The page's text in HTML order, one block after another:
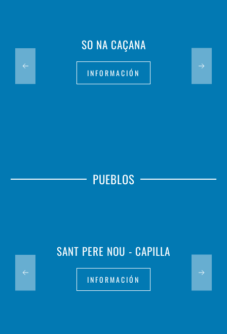
SO NA CAÇANA
INFORMACIÓN
PUEBLOS
SANT PERE NOU - CAPILLA
INFORMACIÓN